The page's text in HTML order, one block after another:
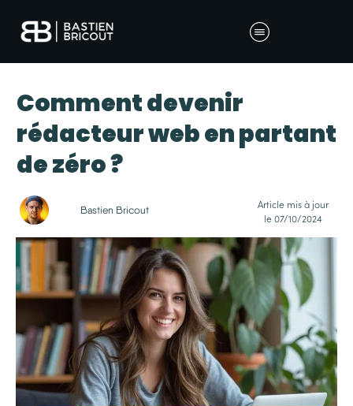
Comment devenir
rédacteur web en partant
de zéro ?
Bastien Bricout
Article mis à jour
le 07/10/2024